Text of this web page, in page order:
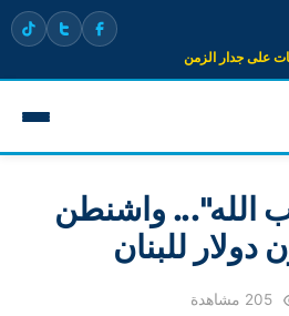
على جدار الزمن
الله"... واشنطن